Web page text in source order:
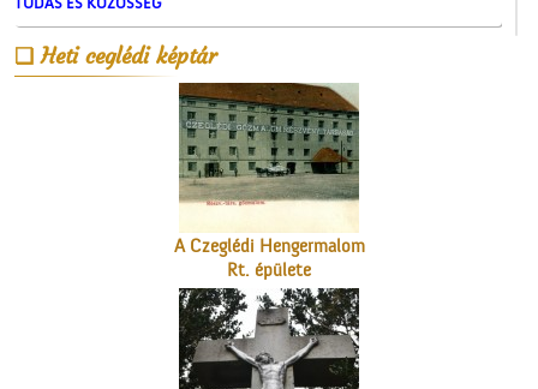
Heti ceglédi képtár
A Czeglédi Hengermalom